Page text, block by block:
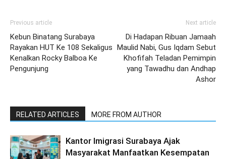
Previous article
Kebun Binatang Surabaya
Rayakan HUT Ke 108 Sekaligus
Kenalkan Rocky Balboa Ke
Pengunjung
Next article
Di Hadapan Ribuan Jamaah
Maulid Nabi, Gus Iqdam Sebut
Khofifah Teladan Pemimpin
yang Tawadhu dan Andhap
Ashor
RELATED ARTICLES MORE FROM AUTHOR
Kantor Imigrasi Surabaya Ajak
Masyarakat Manfaatkan Kesempatan